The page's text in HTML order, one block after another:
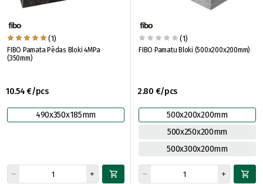
(1)
FIBO Pamata Pēdas Bloki 4MPa
(350mm)
10.54 €/pcs
490x350x185mm
(1)
FIBO Pamatu Bloki (500x200x200mm)
2.80 €/pcs
500x200x200mm
500x250x200mm
500x300x200mm